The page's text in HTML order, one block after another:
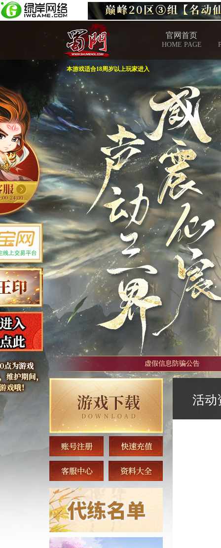
官网首页
HOME PAGE
本游戏适合18周岁以上玩家进入
虚假信息防骗公告
活动